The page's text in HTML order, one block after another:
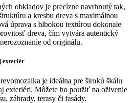
obkladov je precízne navrhnutý tak,
a kresbu dreva s maximálnou
úprava s hlbokou textúrou dokonale
dreva, čím vytvára autentický
od originálu.
exteriér
je ideálna pre širokú škálu
exteriéri. Môžete ho použiť na oživenie
záhrady, terasy či fasády.